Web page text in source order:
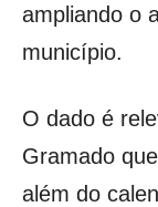
ampliando o
município.
O dado é
Gramado
além do